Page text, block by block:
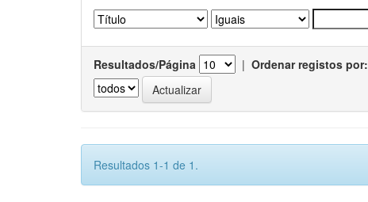
Resultados/Página | Ordenar registos por:
Resultados 1-1 de 1.